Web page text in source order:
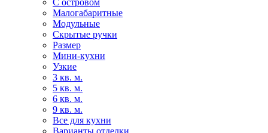
С островом
Малогабаритные
Модульные
Скрытые ручки
Размер
Мини-кухни
Узкие
3 кв. м.
5 кв. м.
6 кв. м.
9 кв. м.
Все для кухни
Варианты отделки